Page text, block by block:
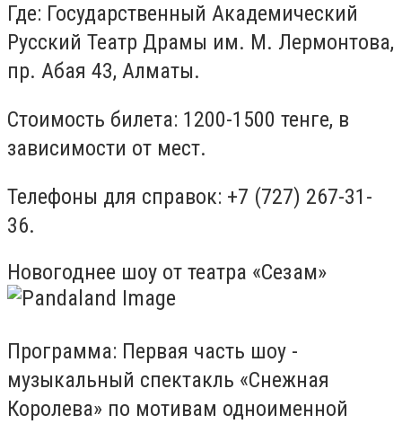
Где: Государственный Академический
Русский Театр Драмы им. М. Лермонтова,
пр. Абая 43, Алматы.
Стоимость билета: 1200-1500 тенге, в
зависимости от мест.
Телефоны для справок: +7 (727) 267-31-
36.
Новогоднее шоу от театра «Сезам»
Программа: Первая часть шоу -
музыкальный спектакль «Снежная
Королева» по мотивам одноименной